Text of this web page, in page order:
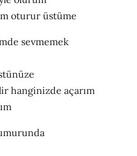
oturur üstüme
sevmemek
hanginizde açarım